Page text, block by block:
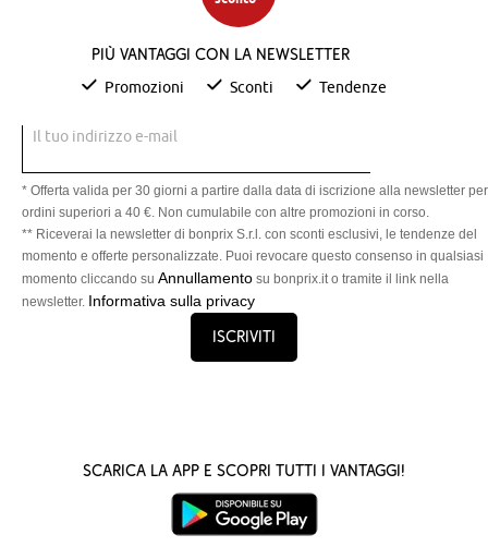
Più vantaggi con la newsletter
Promozioni Sconti Tendenze
Il tuo indirizzo e-mail
* Offerta valida per 30 giorni a partire dalla data di iscrizione alla newsletter per
ordini superiori a 40 €. Non cumulabile con altre promozioni in corso.
** Riceverai la newsletter di bonprix S.r.l. con sconti esclusivi, le tendenze del
momento e offerte personalizzate. Puoi revocare questo consenso in qualsiasi
momento cliccando su Annullamento su bonprix.it o tramite il link nella
newsletter. Informativa sulla privacy
Iscriviti
Scarica la App e scopri tutti i vantaggi!